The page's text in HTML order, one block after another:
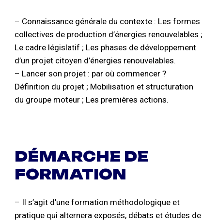
– Connaissance générale du contexte : Les formes
collectives de production d’énergies renouvelables ;
Le cadre législatif ; Les phases de développement
d’un projet citoyen d’énergies renouvelables.
– Lancer son projet : par où commencer ?
Définition du projet ; Mobilisation et structuration
du groupe moteur ; Les premières actions.
DÉMARCHE DE
FORMATION
– Il s’agit d’une formation méthodologique et
pratique qui alternera exposés, débats et études de